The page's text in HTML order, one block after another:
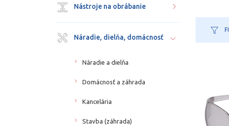
Nástroje na obrábanie
Náradie, dielňa, domácnosť
Náradie a dielňa
Domácnosť a záhrada
Kancelária
Stavba (záhrada)